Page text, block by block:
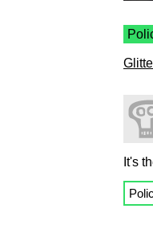
It's